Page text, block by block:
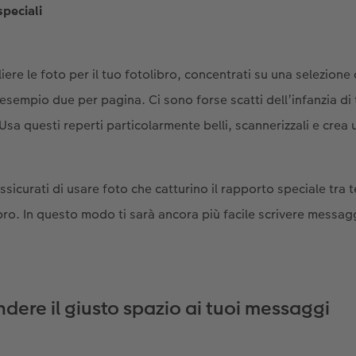
le foto per il tuo fotolibro, concentrati su una
due per pagina. Ci sono forse scatti dell’infanzia di
questi reperti particolarmente belli, scannerizzali e crea
di usare foto che catturino il rapporto speciale tra
In questo modo ti sarà ancora più facile scrivere
il giusto spazio ai tuoi messaggi